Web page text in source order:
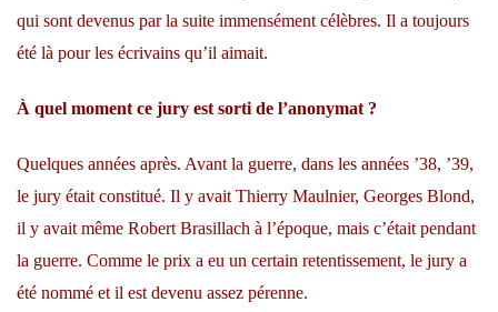
qui sont devenus par la suite immensément célèbres. Il a toujours
été là pour les écrivains qu’il aimait.
À quel moment ce jury est sorti de l’anonymat ?
Quelques années après. Avant la guerre, dans les années ’38, ’39,
le jury était constitué. Il y avait Thierry Maulnier, Georges Blond,
il y avait même Robert Brasillach à l’époque, mais c’était pendant
la guerre. Comme le prix a eu un certain retentissement, le jury a
été nommé et il est devenu assez pérenne.